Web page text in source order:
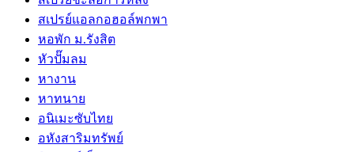
สเปรย์แอลกอฮอล์พกพา
หอพัก ม.รังสิต
หัวปั๊มลม
หางาน
หาทนาย
อนิเมะซับไทย
อหังสาริมทรัพย์